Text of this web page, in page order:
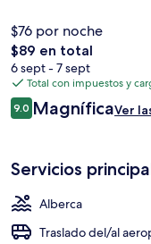
refrigerador.
$76 por noche
El
precio
total
es
de
$89 en total
6 sept - 7 sept
Total con impuestos y
Opiniones
9.09.0 de 10,
MagníficaVer
Servicios
Alberca
Traslado del/al